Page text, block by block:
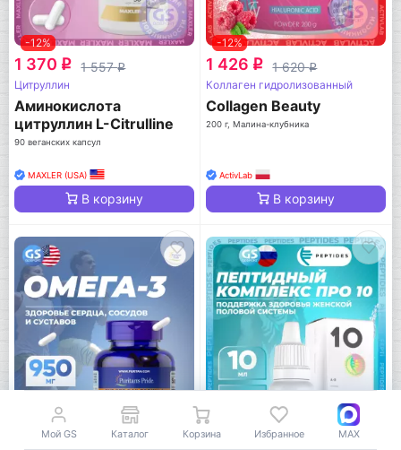
-12%
1 370 q 1 557q
Цитруллин
Аминокислота
цитруллин L-Citrulline
Malate 750 mg
90 веганских капсул
MAXLER (USA)
В корзину
-12%
1 426 q 1 620q
Коллаген гидролизованный
Collagen Beauty
200 г, Малина-клубника
ActivLab
В корзину
Мой GS Каталог Корзина Избранное MAX